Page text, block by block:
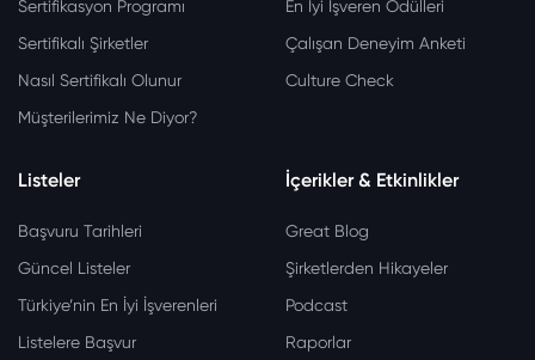
Sertifikasyon Programı
Sertifikalı Şirketler
Nasıl Sertifikalı Olunur
Müşterilerimiz Ne Diyor?
En İyi İşveren Ödülleri
Çalışan Deneyim Anketi
Culture Check
Listeler
Başvuru Tarihleri
Güncel Listeler
Türkiye’nin En İyi İşverenleri
Listelere Başvur
İçerikler & Etkinlikler
Great Blog
Şirketlerden Hikayeler
Podcast
Raporlar